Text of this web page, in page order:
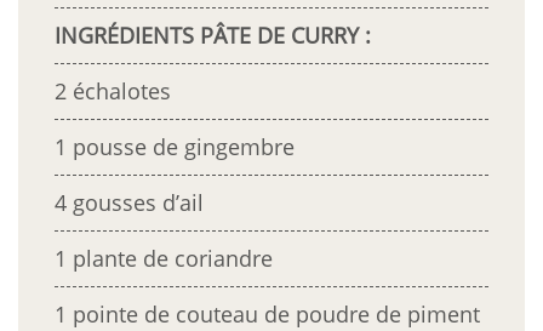
INGRÉDIENTS PÂTE DE CURRY :
2 échalotes
1 pousse de gingembre
4 gousses d’ail
1 plante de coriandre
1 pointe de couteau de poudre de piment